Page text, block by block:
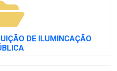
DE ILUMINCAÇÃO